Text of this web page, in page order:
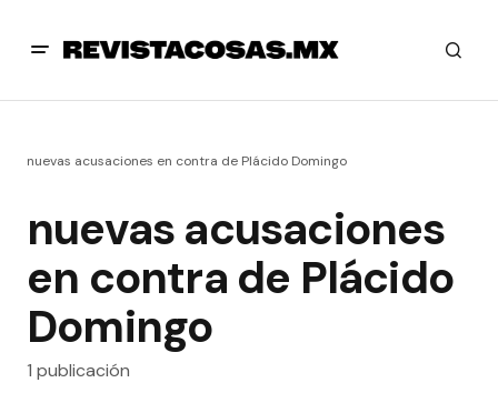
nuevas acusaciones en contra de Plácido Domingo
nuevas acusaciones
en contra de Plácido
Domingo
1 publicación